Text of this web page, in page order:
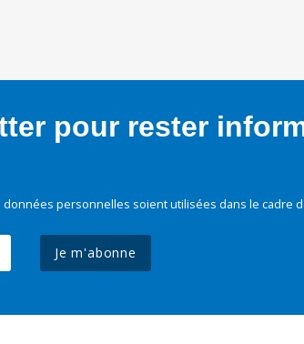
pour rester
personnelles soient utilisées dans le cadre
Je m'abonne